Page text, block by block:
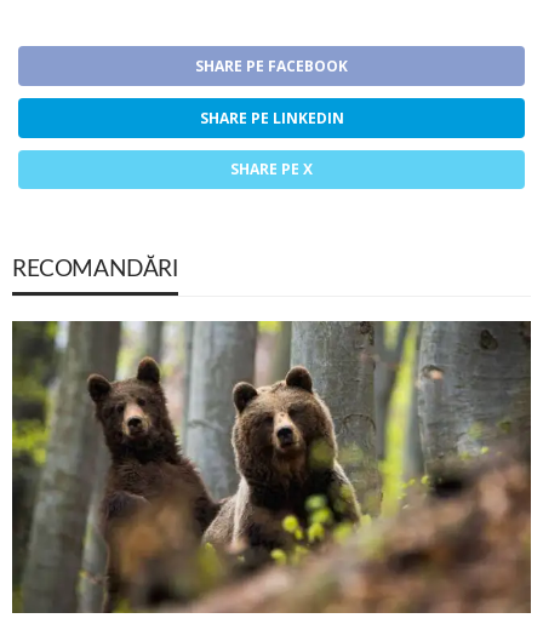
SHARE PE FACEBOOK
SHARE PE LINKEDIN
SHARE PE X
RECOMANDĂRI